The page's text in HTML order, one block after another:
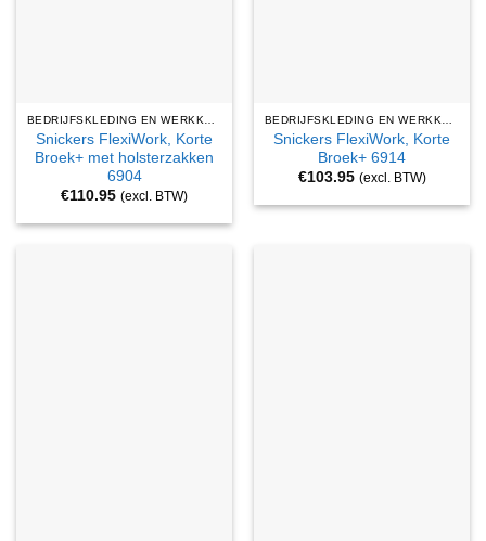
BEDRIJFSKLEDING EN WERKKLEDING
Snickers FlexiWork, Korte
Broek+ met holsterzakken
6904
€110.95 (excl. BTW)
BEDRIJFSKLEDING EN WERKKLEDING
Snickers FlexiWork, Korte
Broek+ 6914
€103.95 (excl. BTW)